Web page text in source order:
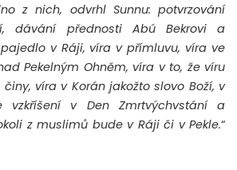
z nich, odvrhl Sunnu: potvrzování
dávání přednosti Abú Bekrovi a
v Ráji, víra v přímluvu, víra ve
Pekelným Ohněm, víra v to, že víru
víra v Korán jakožto slovo Boží, v
v Den Zmrtvýchvstání a
z muslimů bude v Ráji či v Pekle.“